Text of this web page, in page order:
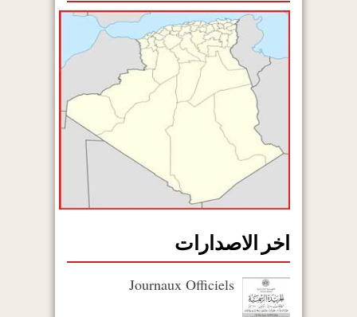
اخر الاصدارات
Journaux Officiels